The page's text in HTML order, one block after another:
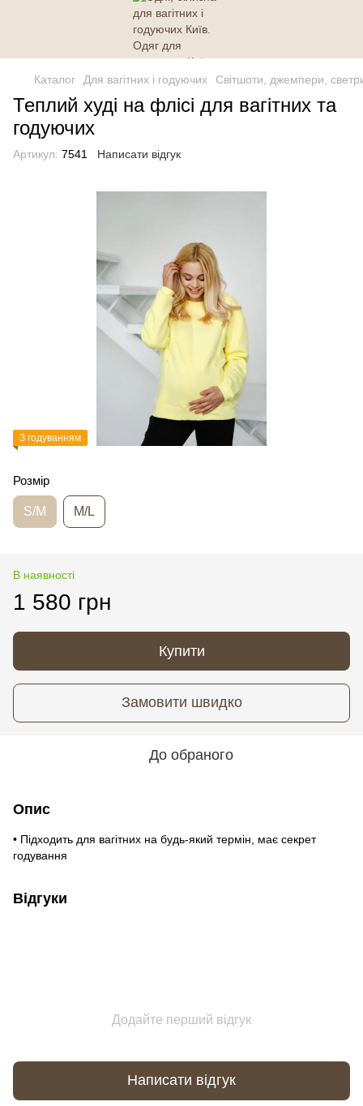
Каталог Для вагітних і годуючих Світшоти, джемпери,
Теплий худі на флісі для вагітних та
годуючих
Артикул: 7541 Написати відгук
З годуванням
Розмір
S/M M/L
В наявності
1 580 грн
Купити
Замовити швидко
До обраного
Опис
• Підходить для вагітних на будь-який термін, має секрет
годування
Відгуки
Додайте перший відгук
Написати відгук